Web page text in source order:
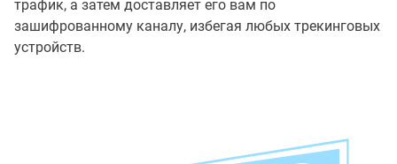
трафик, а затем доставляет его вам по
зашифрованному каналу, избегая любых трекинговых
устройств.